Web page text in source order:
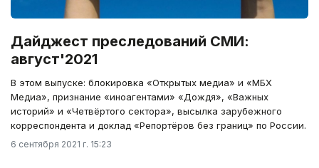
Дайджест преследований СМИ:
август'2021
В этом выпуске: блокировка «Открытых медиа» и «МБХ
Медиа», признание «иноагентами» «Дождя», «Важных
историй» и «Четвёртого сектора», высылка зарубежного
корреспондента и доклад «Репортёров без границ» по России.
6 сентября 2021 г. 15:23